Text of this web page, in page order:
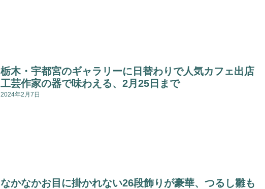
栃木・宇都宮のギャラリーに日替わりで人気カフェ出店
工芸作家の器で味わえる、2月25日まで
2024年2月7日
なかなかお目に掛かれない26段飾りが豪華、つるし雛も